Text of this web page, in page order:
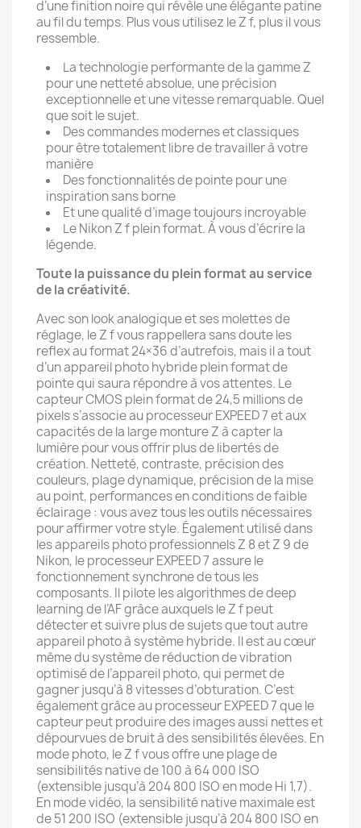
d’une finition noire qui révèle une élégante patine
au fil du temps. Plus vous utilisez le Z f, plus il vous
ressemble.
La technologie performante de la gamme Z
pour une netteté absolue, une précision
exceptionnelle et une vitesse remarquable. Quel
que soit le sujet.
Des commandes modernes et classiques
pour être totalement libre de travailler à votre
manière
Des fonctionnalités de pointe pour une
inspiration sans borne
Et une qualité d’image toujours incroyable
Le Nikon Z f plein format. À vous d’écrire la
légende.
Toute la puissance du plein format au service
de la créativité.
Avec son look analogique et ses molettes de
réglage, le Z f vous rappellera sans doute les
reflex au format 24×36 d’autrefois, mais il a tout
d’un appareil photo hybride plein format de
pointe qui saura répondre à vos attentes. Le
capteur CMOS plein format de 24,5 millions de
pixels s’associe au processeur EXPEED 7 et aux
capacités de la large monture Z à capter la
lumière pour vous offrir plus de libertés de
création. Netteté, contraste, précision des
couleurs, plage dynamique, précision de la mise
au point, performances en conditions de faible
éclairage : vous avez tous les outils nécessaires
pour affirmer votre style. Également utilisé dans
les appareils photo professionnels Z 8 et Z 9 de
Nikon, le processeur EXPEED 7 assure le
fonctionnement synchrone de tous les
composants. Il pilote les algorithmes de deep
learning de l’AF grâce auxquels le Z f peut
détecter et suivre plus de sujets que tout autre
appareil photo à système hybride. Il est au cœur
même du système de réduction de vibration
optimisé de l’appareil photo, qui permet de
gagner jusqu’à 8 vitesses d’obturation. C’est
également grâce au processeur EXPEED 7 que le
capteur peut produire des images aussi nettes et
dépourvues de bruit à des sensibilités élevées. En
mode photo, le Z f vous offre une plage de
sensibilités native de 100 à 64 000 ISO
(extensible jusqu’à 204 800 ISO en mode Hi 1,7).
En mode vidéo, la sensibilité native maximale est
de 51 200 ISO (extensible jusqu’à 204 800 ISO en